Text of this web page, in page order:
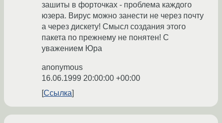
зашиты в форточках - проблема каждого
юзера. Вирус можно занести не через почту
а через дискету! Смысл создания этого
пакета по прежнему не понятен! С
уважением Юра
anonymous
16.06.1999 20:00:00 +00:00
Ссылка